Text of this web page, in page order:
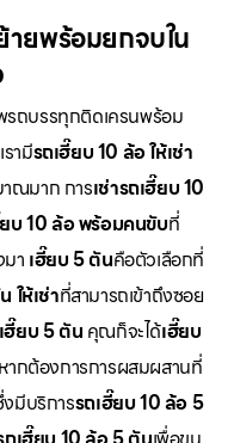
ายพร้อมยกจบใน
รถบรรทุกติดเครนพร้อม
รามีรถเฮี๊ยบ 10 ล้อ ให้เช่า
ณมาก การเช่ารถเฮี๊ยบ 10
บ 10 ล้อ พร้อมคนขับที่
า เฮี๊ยบ 5 ตันคือตัวเลือกที่
ให้เช่าที่สามารถเข้าถึงซอย
ฮี๊ยบ 5 ตันคุณก็จะได้เฮี๊ยบ
ากต้องการการผสมผสานที่
มีบริการรถเฮี๊ยบ 10 ล้อ 5